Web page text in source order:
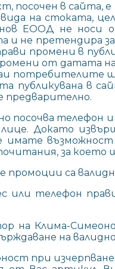
посочен в
на стоката,
ЕООД не
и не претендира
промени в
от датата
потребителите
публикувана в
предварително.
телефон и
Докато
имате
за
промоции са
или телефон
на Клима-
на
при